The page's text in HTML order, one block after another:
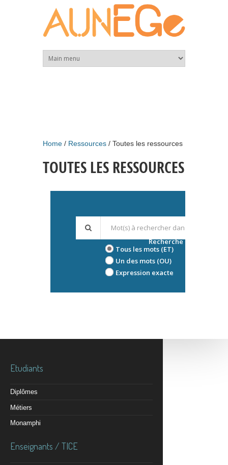
Home Ressources Toutes les ressources
TOUTES LES RESSOURCES
Tous les mots (ET)
Un des mots (OU)
Expression exacte
Recherche avancée
Etudiants
Diplômes
Métiers
Monamphi
Enseignants / TICE